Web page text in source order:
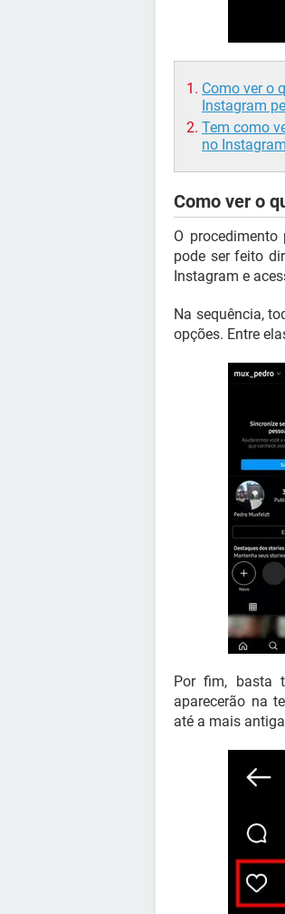
Como ver o
Instagram
Tem como
no
Como ver o
O
pode ser feito
Instagram e
Na sequência,
opções. Entre
Por fim, basta
aparecerão na
até a mais